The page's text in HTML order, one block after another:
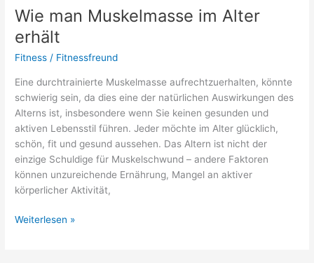
die
Haare
Wie man Muskelmasse im Alter
erhält
Fitness / Fitnessfreund
Eine durchtrainierte Muskelmasse aufrechtzuerhalten, könnte
schwierig sein, da dies eine der natürlichen Auswirkungen des
Alterns ist, insbesondere wenn Sie keinen gesunden und
aktiven Lebensstil führen. Jeder möchte im Alter glücklich,
schön, fit und gesund aussehen. Das Altern ist nicht der
einzige Schuldige für Muskelschwund – andere Faktoren
können unzureichende Ernährung, Mangel an aktiver
körperlicher Aktivität,
Wie
Weiterlesen »